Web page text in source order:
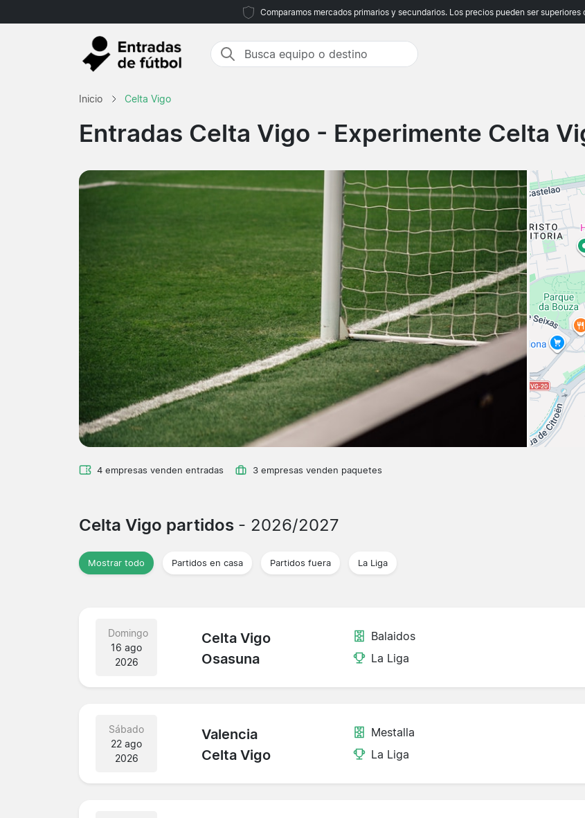
Comparamos mercados primarios y secundarios. Los precios pueden ser
Inicio Celta Vigo
Entradas Celta Vigo - Experimente Celta
4 empresas venden entradas 3 empresas venden paquetes
Celta Vigo partidos - 2026/2027
Mostrar todo Partidos en casa Partidos fuera La Liga
Domingo
16 ago
2026
Celta Vigo
Osasuna
Balaidos
La Liga
Sábado
22 ago
2026
Valencia
Celta Vigo
Mestalla
La Liga